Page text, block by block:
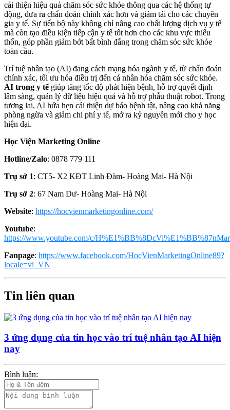
cải thiện hiệu quả chăm sóc sức khỏe thông qua các hệ thống tự
động, đưa ra chẩn đoán chính xác hơn và giảm tải cho các chuyên
gia y tế. Sự tiến bộ này không chỉ nâng cao chất lượng dịch vụ y tế
mà còn tạo điều kiện tiếp cận y tế tốt hơn cho các khu vực thiếu
thốn, góp phần giảm bớt bất bình đẳng trong chăm sóc sức khỏe
toàn cầu.
Trí tuệ nhân tạo (AI) đang cách mạng hóa ngành y tế, từ chẩn đoán
chính xác, tối ưu hóa điều trị đến cá nhân hóa chăm sóc sức khỏe.
AI trong y tếgiúp tăng tốc độ phát hiện bệnh, hỗ trợ quyết định
lâm sàng, quản lý dữ liệu hiệu quả và hỗ trợ phẫu thuật robot. Trong
tương lai, AI hứa hẹn cải thiện dự báo bệnh tật, nâng cao khả năng
phòng ngừa và giảm chi phí y tế, mở ra kỷ nguyên mới cho y học
hiện đại.
Học Viện Marketing Online
Hotline/Zalo: 0878 779 111
Trụ sở 1: CT5- X2 KĐT Linh Đàm- Hoàng Mai- Hà Nội
Trụ sở 2: 67 Nam Dư- Hoàng Mai- Hà Nội
Website: https://hocvienmarketingonline.com/
Youtube:
https://www.youtube.com/c/
Fanpage: https://www.facebook.com/HocVienMarketingOnline89?
locale=vi_VN
Tin liên quan
3 ứng dụng của tin học vào trí tuệ nhân tạo AI hiện
nay
Bình luận: